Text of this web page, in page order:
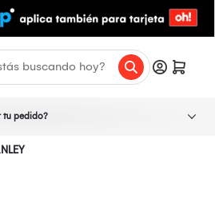
tu pedido?